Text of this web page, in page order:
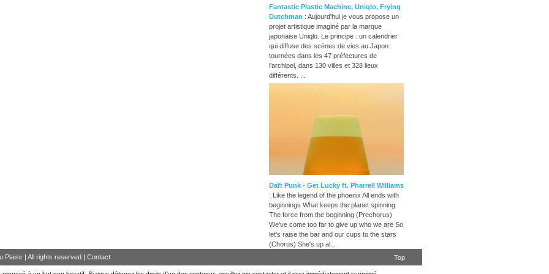
Fantastic Plastic Machine, Uniqlo, Frying
Dutchman : Aujourd'hui je vous propose un
projet artistique imaginé par la marque
japonaise Uniqlo. Le principe : un calendrier
qui diffuse des scènes de vies au Japon
tournées dans les 47 préfectures de
l'archipel, dans 130 villes et 328 lieux
différents. ...
Daft Punk - Get Lucky ft. Pharrell Williams
: Like the legend of the phoenix All ends with
beginnings What keeps the planet spinning
The force from the beginning (Prechorus)
We've come too far to give up who we are So
let's raise the bar and our cups to the stars
(Chorus) She's up al...
Plaisir | All rights reserved | Contact Top